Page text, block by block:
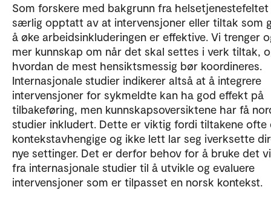
Som forskere med bakgrunn fra
særlig opptatt av at intervensjoner eller tiltak som
å øke arbeidsinkluderingen er effektive. Vi trenger
mer kunnskap om når det skal settes i verk tiltak,
hvordan de mest hensiktsmessig bør koordineres.
Internasjonale studier indikerer altså at å integrere
intervensjoner for sykmeldte kan ha god effekt på
tilbakeføring, men kunnskapsoversiktene har få
studier inkludert. Dette er viktig fordi tiltakene ofte
kontekstavhengige og ikke lett lar seg iverksette
nye settinger. Det er derfor behov for å bruke det
fra internasjonale studier til å utvikle og evaluere
intervensjoner som er tilpasset en norsk kontekst.